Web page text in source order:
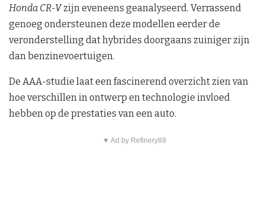
Honda CR-Vzijn eveneens geanalyseerd. Verrassend
genoeg ondersteunen deze modellen eerder de
veronderstelling dat hybrides doorgaans zuiniger zijn
dan benzinevoertuigen.
De AAA-studie laat een fascinerend overzicht zien van
hoe verschillen in ontwerp en technologie invloed
hebben op de prestaties van een auto.
▼ Ad by Refinery89